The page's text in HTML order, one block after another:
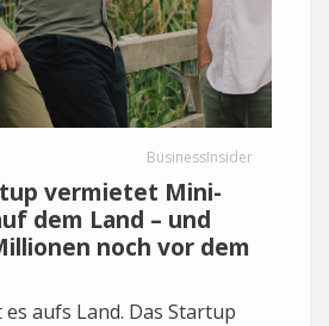
BusinessInsider
vermietet Mini-
dem Land – und
noch vor dem
aufs Land. Das Startup